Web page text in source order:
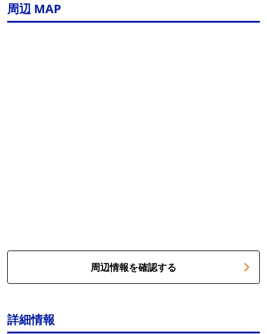
周辺 MAP
周辺情報を確認する
詳細情報